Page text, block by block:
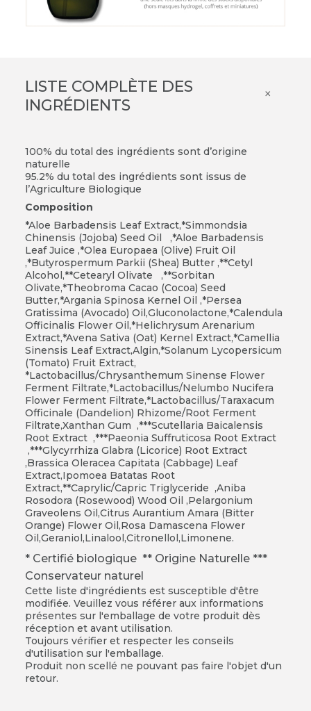
LISTE COMPLÈTE DES
INGRÉDIENTS
×
100% du total des ingrédients sont d’origine
naturelle
95.2% du total des ingrédients sont issus de
l’Agriculture Biologique
Composition
*Aloe Barbadensis Leaf Extract,*Simmondsia
Chinensis (Jojoba) Seed Oil ,*Aloe Barbadensis
Leaf Juice ,*Olea Europaea (Olive) Fruit Oil
,*Butyrospermum Parkii (Shea) Butter ,**Cetyl
Alcohol,**Cetearyl Olivate ,**Sorbitan
Olivate,*Theobroma Cacao (Cocoa) Seed
Butter,*Argania Spinosa Kernel Oil ,*Persea
Gratissima (Avocado) Oil,Gluconolactone,*Calendula
Officinalis Flower Oil,*Helichrysum Arenarium
Extract,*Avena Sativa (Oat) Kernel Extract,*Camellia
Sinensis Leaf Extract,Algin,*Solanum Lycopersicum
(Tomato) Fruit Extract,
*Lactobacillus/Chrysanthemum Sinense Flower
Ferment Filtrate,*Lactobacillus/Nelumbo Nucifera
Flower Ferment Filtrate,*Lactobacillus/Taraxacum
Officinale (Dandelion) Rhizome/Root Ferment
Filtrate,Xanthan Gum ,***Scutellaria Baicalensis
Root Extract ,***Paeonia Suffruticosa Root Extract
,***Glycyrrhiza Glabra (Licorice) Root Extract
,Brassica Oleracea Capitata (Cabbage) Leaf
Extract,Ipomoea Batatas Root
Extract,**Caprylic/Capric Triglyceride ,Aniba
Rosodora (Rosewood) Wood Oil ,Pelargonium
Graveolens Oil,Citrus Aurantium Amara (Bitter
Orange) Flower Oil,Rosa Damascena Flower
Oil,Geraniol,Linalool,Citronellol,Limonene.
* Certifié biologique ** Origine Naturelle ***
Conservateur naturel
Cette liste d'ingrédients est susceptible d'être
modifiée. Veuillez vous référer aux informations
présentes sur l'emballage de votre produit dès
réception et avant utilisation.
Toujours vérifier et respecter les conseils
d'utilisation sur l'emballage.
Produit non scellé ne pouvant pas faire l'objet d'un
retour.